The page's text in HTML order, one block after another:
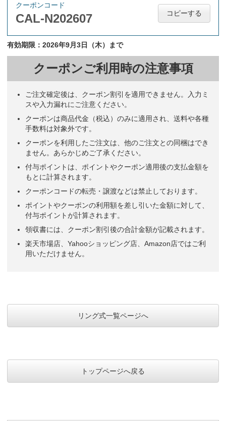
クーポンコード
CAL-N202607 コピーする
有効期限：2026年9月3日（木）まで
クーポンご利用時の注意事項
ご注文確定後は、クーポン割引を適用できません。入力ミ
スや入力漏れにご注意ください。
クーポンは商品代金（税込）のみに適用され、送料や各種
手数料は対象外です。
クーポンを利用したご注文は、他のご注文との同梱はでき
ません。あらかじめご了承ください。
付与ポイントは、ポイントやクーポン適用後の支払金額を
もとに計算されます。
クーポンコードの転売・譲渡などは禁止しております。
ポイントやクーポンの利用額を差し引いた金額に対して、
付与ポイントが計算されます。
領収書には、クーポン割引後の合計金額が記載されます。
楽天市場店、Yahooショッピング店、Amazon店ではご利
用いただけません。
リング式一覧ページへ
トップページへ戻る